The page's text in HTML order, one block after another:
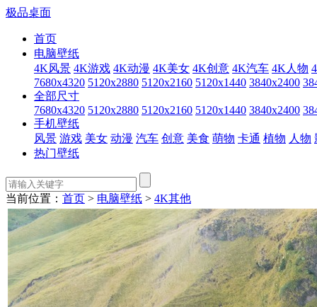
极品桌面
首页
电脑壁纸
4K风景 4K游戏 4K动漫 4K美女 4K创意 4K汽车 4K人物
7680x4320 5120x2880 5120x2160 5120x1440 3840x2400
全部尺寸
7680x4320 5120x2880 5120x2160 5120x1440 3840x2400
手机壁纸
风景 游戏 美女 动漫 汽车 创意 美食 萌物 卡通 植物 人物
热门壁纸
当前位置： 首页 > 电脑壁纸 > 4K其他